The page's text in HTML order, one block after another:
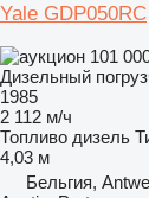
Yale GDP050RC
101
Дизельный
1985
2 112 м/ч
Топливо дизель
4,03 м
Бельгия,